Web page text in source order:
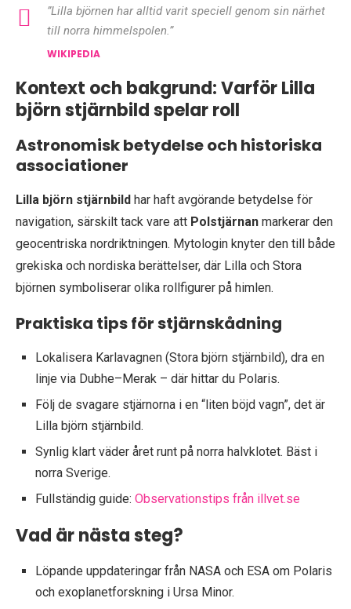
”Lilla björnen har alltid varit speciell genom sin närhet
till norra himmelspolen.”
WIKIPEDIA
Kontext och bakgrund: Varför Lilla
björn stjärnbild spelar roll
Astronomisk betydelse och historiska
associationer
Lilla björn stjärnbild har haft avgörande betydelse för
navigation, särskilt tack vare att Polstjärnan markerar den
geocentriska nordriktningen. Mytologin knyter den till både
grekiska och nordiska berättelser, där Lilla och Stora
björnen symboliserar olika rollfigurer på himlen.
Praktiska tips för stjärnskådning
Lokalisera Karlavagnen (Stora björn stjärnbild), dra en
linje via Dubhe–Merak – där hittar du Polaris.
Följ de svagare stjärnorna i en “liten böjd vagn”, det är
Lilla björn stjärnbild.
Synlig klart väder året runt på norra halvklotet. Bäst i
norra Sverige.
Fullständig guide: Observationstips från illvet.se
Vad är nästa steg?
Löpande uppdateringar från NASA och ESA om Polaris
och exoplanetforskning i Ursa Minor.